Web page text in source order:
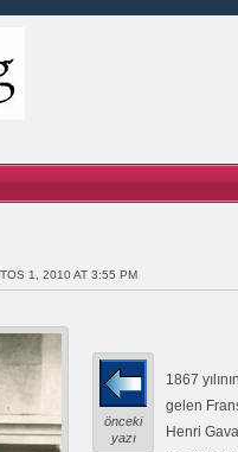
1, 2010 AT 3:55 PM
önceki
yazı
1867
gelen
Henri